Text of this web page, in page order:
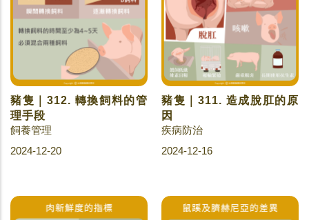
豬隻｜312. 轉換飼料的管
理手段
飼養管理
2024-12-20
豬隻｜311. 造成脫肛的原
因
疾病防治
2024-12-16